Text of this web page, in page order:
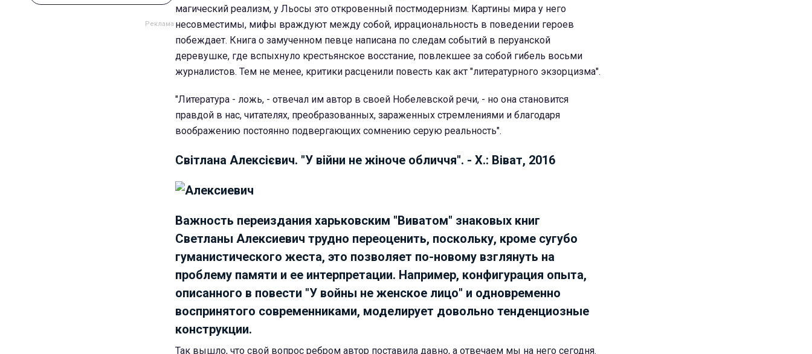
магический реализм, у Льосы это откровенный постмодернизм. Картины мира у него
несовместимы, мифы враждуют между собой, иррациональность в поведении героев
побеждает. Книга о замученном певце написана по следам событий в перуанской
деревушке, где вспыхнуло крестьянское восстание, повлекшее за собой гибель восьми
журналистов. Тем не менее, критики расценили повесть как акт "литературного экзорцизма".
"Литература - ложь, - отвечал им автор в своей Нобелевской речи, - но она становится
правдой в нас, читателях, преобразованных, зараженных стремлениями и благодаря
воображению постоянно подвергающих сомнению серую реальность".
Світлана Алексієвич. "У війни не жіноче обличчя". - Х.: Віват, 2016
Важность переиздания харьковским "Виватом" знаковых книг
Светланы Алексиевич трудно переоценить, поскольку, кроме сугубо
гуманистического жеста, это позволяет по-новому взглянуть на
проблему памяти и ее интерпретации. Например, конфигурация опыта,
описанного в повести "У войны не женское лицо" и одновременно
воспринятого современниками, моделирует довольно тенденциозные
конструкции.
Так вышло, что свой вопрос ребром автор поставила давно, а отвечаем мы на него сегодня.